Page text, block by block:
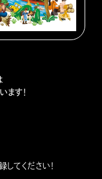
ます！
てください！